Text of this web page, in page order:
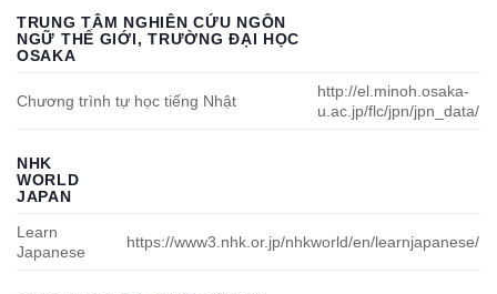
TRUNG TÂM NGHIÊN CỨU NGÔN
NGỮ THẾ GIỚI, TRƯỜNG ĐẠI HỌC
OSAKA
Chương trình tự học tiếng Nhật
http://el.minoh.osaka-
u.ac.jp/flc/jpn/jpn_data/
NHK
WORLD
JAPAN
Learn
Japanese
https://www3.nhk.or.jp/nhkworld/en/learnjapanese/